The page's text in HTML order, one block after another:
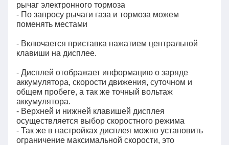
рычаг электронного тормоза
- По запросу рычаги газа и тормоза можем
поменять местами
- Включается приставка нажатием центральной
клавиши на дисплее.
- Дисплей отображает информацию о заряде
аккумулятора, скорости движения, суточном и
общем пробеге, а так же точный вольтаж
аккумулятора.
- Верхней и нижней клавишей дисплея
осуществляется выбор скоростного режима
- Так же в настройках дисплея можно установить
ограничение максимальной скорости, это